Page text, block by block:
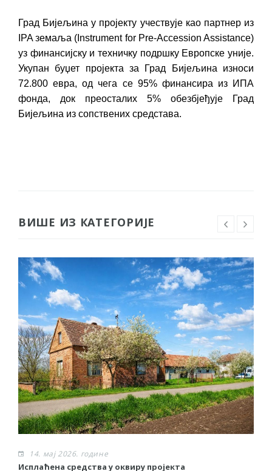
Град Бијељина у пројекту учествује као партнер из
IPA земаља (Instrument for Pre-Accession Assistance)
уз финансијску и техничку подршку Европске уније.
Укупан буџет пројекта за Град Бијељина износи
72.800 евра, од чега се 95% финансира из ИПА
фонда, док преосталих 5% обезбјеђује Град
Бијељина из сопствених средстава.
ВИШЕ ИЗ КАТЕГОРИЈЕ
14. мај 2026. године
Исплаћена средства у оквиру пројекта